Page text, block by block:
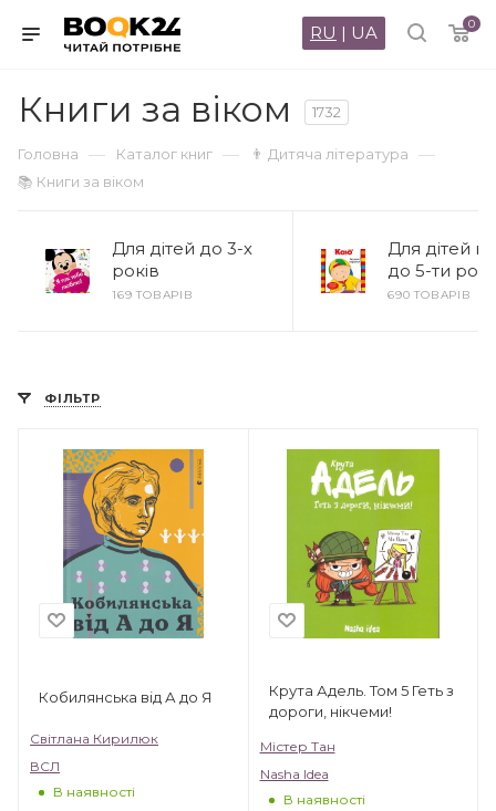
0
RU | UA
Книги за віком 1732
Головна — Каталог книг — 👨 Дитяча література —
📚 Книги за віком
Для дітей до 3-х
років
169 ТОВАРІВ
Для дітей
до 5-ти
690 ТОВАРІВ
ФІЛЬТР
Кобилянська від А до Я
Світлана Кирилюк
ВСЛ
В наявності
Крута Адель. Том 5 Геть з
дороги, нікчеми!
Містер Тан
Nasha Idea
В наявності